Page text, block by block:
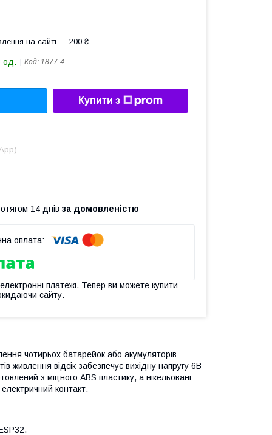
на сайті — 200 ₴
од. Код: 1877-4
Купити з
14 днів за домовленістю
платежі. Тепер ви можете купити
сайту.
чотирьох батарейок або акумуляторів
живлення відсік забезпечує вихідну напругу 6В
з міцного ABS пластику, а нікельовані
контакт.